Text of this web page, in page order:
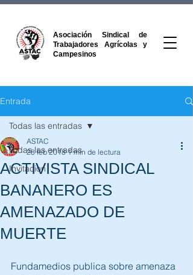
Asociación Sindical de
Trabajadores Agrícolas y
Campesinos
Entrada
Todas las entradas
Invitacion
Todas las entradas
ACTIVISTA SINDICAL
BANANERO ES
AMENAZADO DE
MUERTE
ASTAC
28 feb 2018 1 min de lectura
Fundamedios publica sobre amenaza